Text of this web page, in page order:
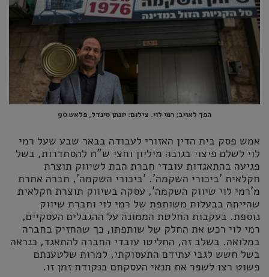
הפך לאויב; רמי לוי. צילום: יונתן סינדל, פלאש 90
אמש פסק בית הדין האזורי לעבודה בבאר שבע שעל רמי
לוי לשלם פיצוי בגובה מיליון וחצי ש"ח להסתדרות, בשל
פגיעה בהתאגדות עובדי חברת הבת לשיווק תוצרת
חקלאית 'ביכורי השקמה'. 'ביכורי השקמה', חברה אחרת
מ'רמי לוי שיווק השקמה', עסקה בשיווק תוצרת חקלאית
שהייתה בבעלות משותפת של רמי לוי וחברת שיווק
נוספת. בעקבות החלטת הממונה על ההגבלים העסקיים,
רמי לוי רכש את החלק של שותפתו, כך שהחזיק בחברה
במלואה. בשלב זה, החליטו עובדי החברה להתאגד, כנראה
בשל חשש לגבי עתידם התעסוקתי, למרות שלטענתם
פשוט רצו לשפר את תנאי העסקתם בנקודת זמן זו.